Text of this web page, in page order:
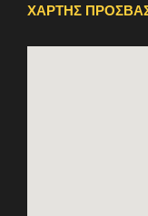
ΧΑΡΤΗΣ